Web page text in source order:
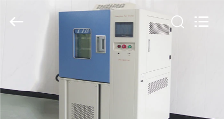
ПРОДУКТЫ
Simulation
Industry.